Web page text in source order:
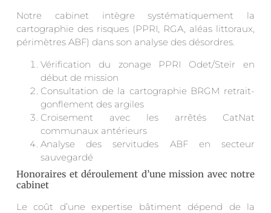
Notre cabinet intègre systématiquement la
cartographie des risques (PPRI, RGA, aléas littoraux,
périmètres ABF) dans son analyse des désordres.
Vérification du zonage PPRI Odet/Steïr en
début de mission
Consultation de la cartographie BRGM retrait-
gonflement des argiles
Croisement avec les arrêtés CatNat
communaux antérieurs
Analyse des servitudes ABF en secteur
sauvegardé
Honoraires et déroulement d’une mission avec notre
cabinet
Le coût d’une expertise bâtiment dépend de la